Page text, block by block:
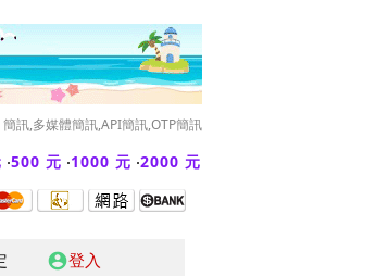
訊,多媒體簡訊,API簡訊,OTP簡訊
‧500 元 ‧1000 元 ‧2000 元
account_circle登入